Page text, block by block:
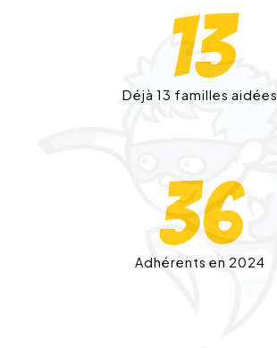
13
Déjà 13 familles aidées
36
Adhérents en 2024